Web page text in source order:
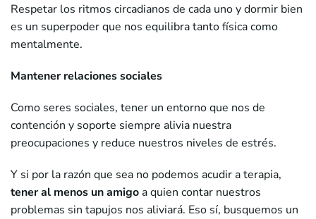
Respetar los ritmos circadianos de cada uno y dormir bien
es un superpoder que nos equilibra tanto física como
mentalmente.
Mantener relaciones sociales
Como seres sociales, tener un entorno que nos de
contención y soporte siempre alivia nuestra
preocupaciones y reduce nuestros niveles de estrés.
Y si por la razón que sea no podemos acudir a terapia,
tener al menos un amigo a quien contar nuestros
problemas sin tapujos nos aliviará. Eso sí, busquemos un